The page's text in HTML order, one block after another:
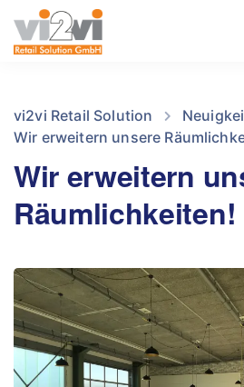
vi2vi Retail Solution
Wir erweitern unsere
Wir erweitern
Räumlichkeiten!